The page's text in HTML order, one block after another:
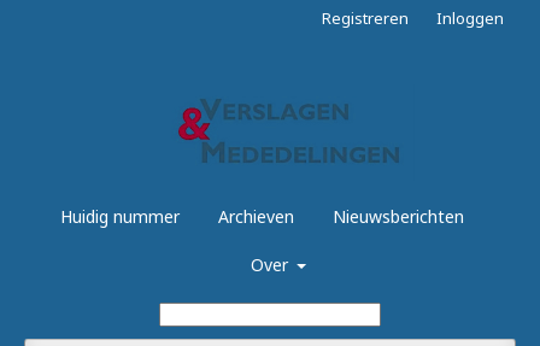
Huidig nummer Archieven Nieuwsberichten
Over
Registreren Inloggen